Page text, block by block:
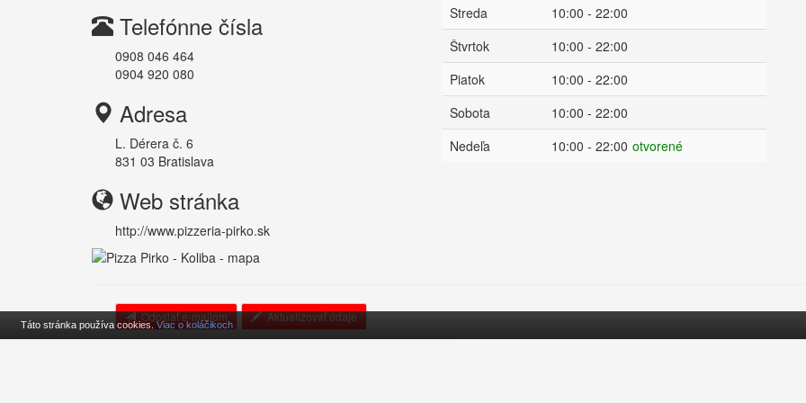
Telefónne čísla
0908 046 464
0904 920 080
Adresa
L. Dérera č. 6
831 03 Bratislava
Web stránka
http://www.pizzeria-pirko.sk
Streda
10:00 - 22:00
Štvrtok
10:00 - 22:00
Piatok
10:00 - 22:00
Sobota
10:00 - 22:00
Nedeľa
10:00 - 22:00 otvorené
Odoslať e-mailom Aktualizovať údaje
Táto stránka používa cookies.Viac o koláčikoch